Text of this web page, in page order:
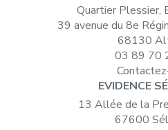
Quartier Plessier,
39 avenue du 8e
68130
03 89 70
EVIDENCE
13 Allée de la
67600